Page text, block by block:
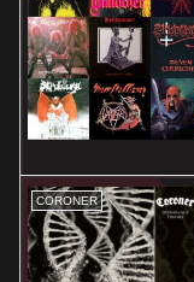
CORONER